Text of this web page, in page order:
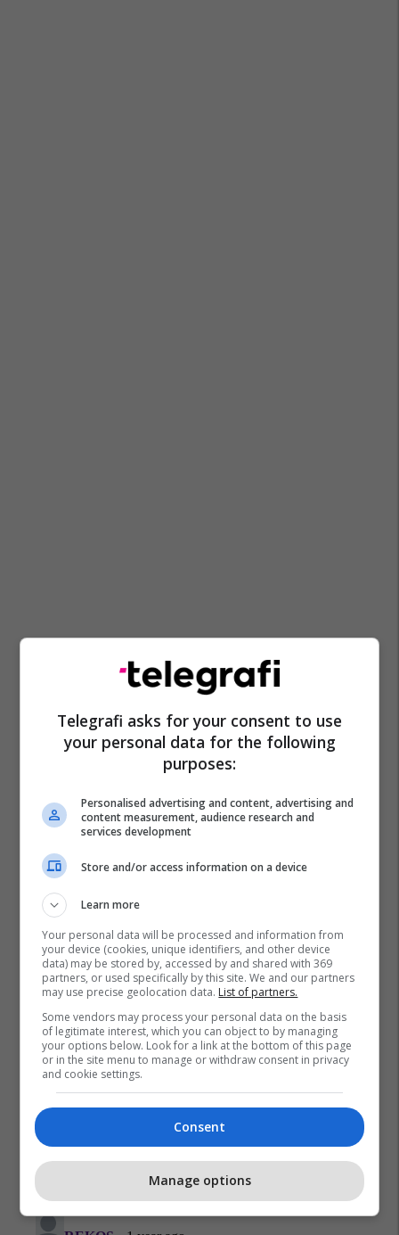
Florjeta Seferi - Lela
Milaim Zeka
Big Brother Vip Kosova
Telegrafi asks for your consent to use
your personal data for the following
purposes:
Personalised advertising and content, advertising and
content measurement, audience research and
services development
Store and/or access information on a device
Learn more
Your personal data will be processed and information from
your device (cookies, unique identifiers, and other device
data) may be stored by, accessed by and shared with 369
partners, or used specifically by this site. We and our partners
may use precise geolocation data. List of partners.
Some vendors may process your personal data on the basis
of legitimate interest, which you can object to by managing
your options below. Look for a link at the bottom of this page
or in the site menu to manage or withdraw consent in privacy
and cookie settings.
Consent
Manage options